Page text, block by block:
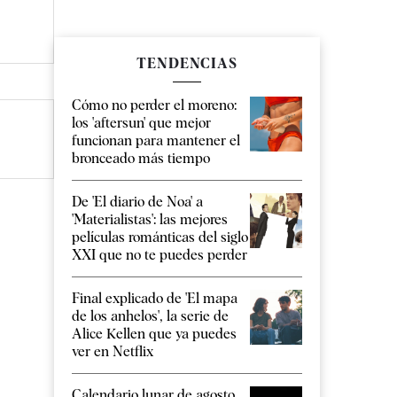
TENDENCIAS
Cómo no perder el moreno:
los 'aftersun' que mejor
funcionan para mantener el
bronceado más tiempo
De 'El diario de Noa' a
'Materialistas': las mejores
películas románticas del siglo
XXI que no te puedes perder
Final explicado de 'El mapa
de los anhelos', la serie de
Alice Kellen que ya puedes
ver en Netflix